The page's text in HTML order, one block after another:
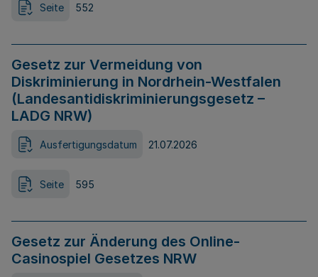
Seite 552
Gesetz zur Vermeidung von
Diskriminierung in Nordrhein-Westfalen
(Landesantidiskriminierungsgesetz –
LADG NRW)
Ausfertigungsdatum 21.07.2026
Seite 595
Gesetz zur Änderung des Online-
Casinospiel Gesetzes NRW